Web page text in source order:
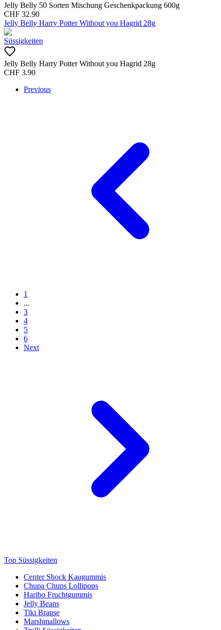
Jelly Belly 50 Sorten Mischung Geschenkpackung 600g
CHF 32.90
Jelly Belly Harry Potter Without you Hagrid 28g
Süssigkeiten
Jelly Belly Harry Potter Without you Hagrid 28g
CHF 3.90
Previous
1
...
3
4
5
6
Next
Top Süssigkeiten
Center Shock Kaugummis
Chupa Chups Lollipops
Haribo Fruchtgummis
Jelly Beans
Tiki Brause
Marshmallows